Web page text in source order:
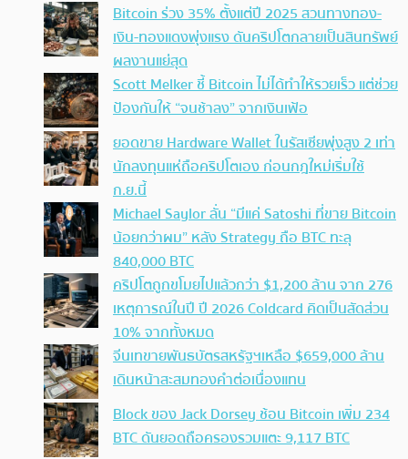
Bitcoin ร่วง 35% ตั้งแต่ปี 2025 สวนทางทอง-
เงิน-ทองแดงพุ่งแรง ดันคริปโตกลายเป็นสินทรัพย์
ผลงานแย่สุด
Scott Melker ชี้ Bitcoin ไม่ได้ทำให้รวยเร็ว แต่ช่วย
ป้องกันให้ “จนช้าลง” จากเงินเฟ้อ
ยอดขาย Hardware Wallet ในรัสเซียพุ่งสูง 2 เท่า
นักลงทุนแห่ถือคริปโตเอง ก่อนกฎใหม่เริ่มใช้
ก.ย.นี้
Michael Saylor ลั่น “มีแค่ Satoshi ที่ขาย Bitcoin
น้อยกว่าผม” หลัง Strategy ถือ BTC ทะลุ
840,000 BTC
คริปโตถูกขโมยไปแล้วกว่า $1,200 ล้าน จาก 276
เหตุการณ์ในปี ปี 2026 Coldcard คิดเป็นสัดส่วน
10% จากทั้งหมด
จีนเทขายพันธบัตรสหรัฐฯเหลือ $659,000 ล้าน
เดินหน้าสะสมทองคำต่อเนื่องแทน
Block ของ Jack Dorsey ช้อน Bitcoin เพิ่ม 234
BTC ดันยอดถือครองรวมแตะ 9,117 BTC